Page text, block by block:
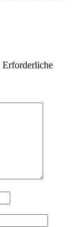
Erforderliche